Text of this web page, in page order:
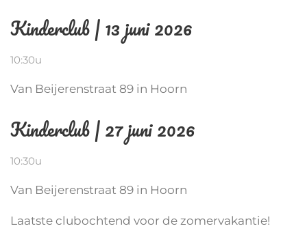
Kinderclub | 13 juni 2026
10:30u
Van Beijerenstraat 89 in Hoorn
Kinderclub | 27 juni 2026
10:30u
Van Beijerenstraat 89 in Hoorn
Laatste clubochtend voor de zomervakantie!